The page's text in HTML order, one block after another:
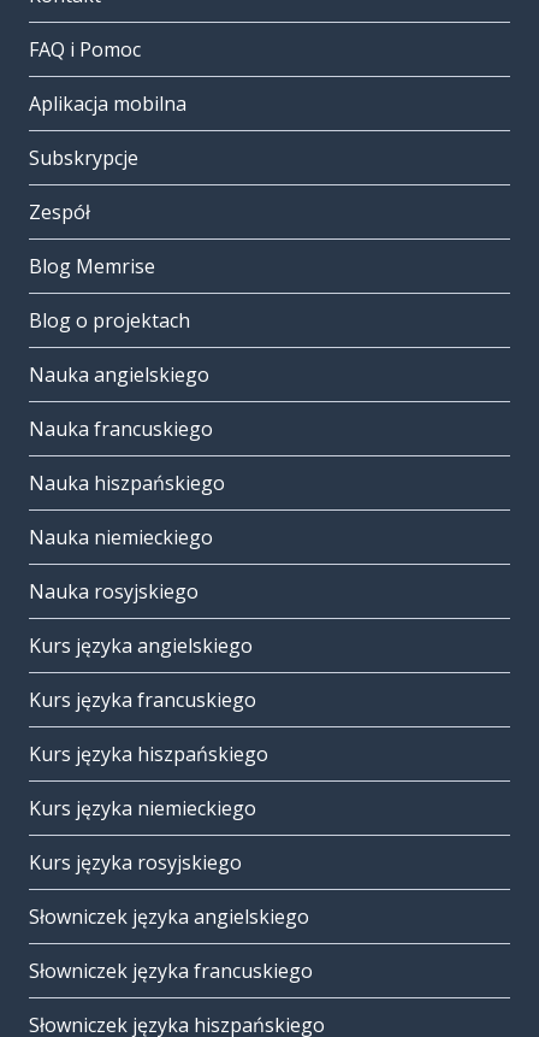
FAQ i Pomoc
Aplikacja mobilna
Subskrypcje
Zespół
Blog Memrise
Blog o projektach
Nauka angielskiego
Nauka francuskiego
Nauka hiszpańskiego
Nauka niemieckiego
Nauka rosyjskiego
Kurs języka angielskiego
Kurs języka francuskiego
Kurs języka hiszpańskiego
Kurs języka niemieckiego
Kurs języka rosyjskiego
Słowniczek języka angielskiego
Słowniczek języka francuskiego
Słowniczek języka hiszpańskiego